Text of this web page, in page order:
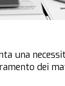
una
dei